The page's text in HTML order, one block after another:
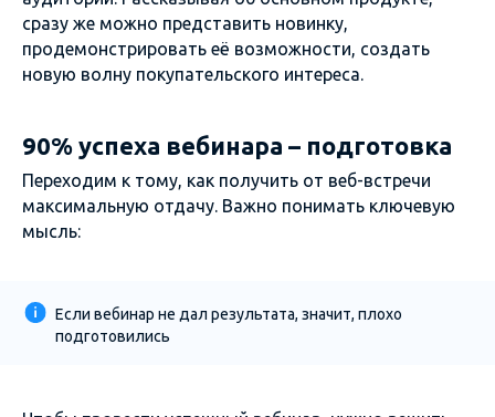
сразу же можно представить новинку,
продемонстрировать её возможности, создать
новую волну покупательского интереса.
90% успеха вебинара – подготовка
Переходим к тому, как получить от веб-встречи
максимальную отдачу. Важно понимать ключевую
мысль:
Если вебинар не дал результата, значит, плохо
подготовились